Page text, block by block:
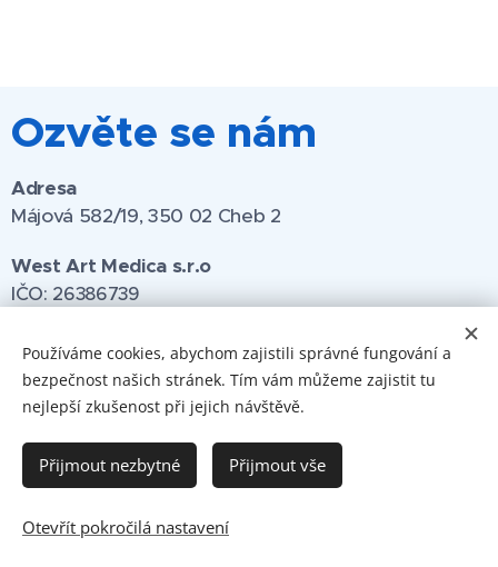
Ozvěte se nám
Adresa
Májová 582/19, 350 02 Cheb 2
West Art Medica s.r.o
IČO: 26386739
Zavolejte nám
Ordinace Cheb:
Ordinace Skalná:+420 354 594 966
Vytvořeno službou
Používáme cookies, abychom zajistili správné fungování a
bezpečnost našich stránek. Tím vám můžeme zajistit tu
nejlepší zkušenost při jejich návštěvě.
Přijmout nezbytné Přijmout vše
Otevřít pokročilá nastavení